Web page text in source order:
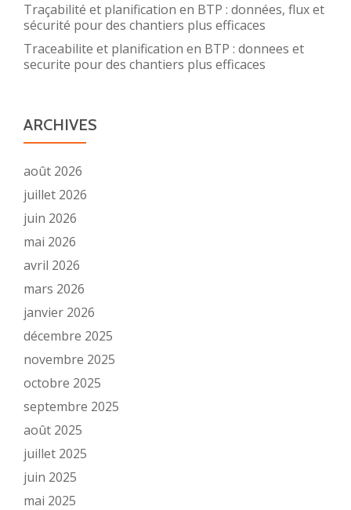
Traçabilité et planification en BTP : données, flux et
sécurité pour des chantiers plus efficaces
Traceabilite et planification en BTP : donnees et
securite pour des chantiers plus efficaces
ARCHIVES
août 2026
juillet 2026
juin 2026
mai 2026
avril 2026
mars 2026
janvier 2026
décembre 2025
novembre 2025
octobre 2025
septembre 2025
août 2025
juillet 2025
juin 2025
mai 2025